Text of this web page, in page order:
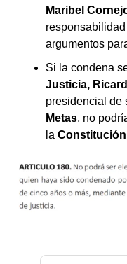
Maribel
argumentos
Si la condena
Justicia,
presidencial de
Metas, no
la Constitución